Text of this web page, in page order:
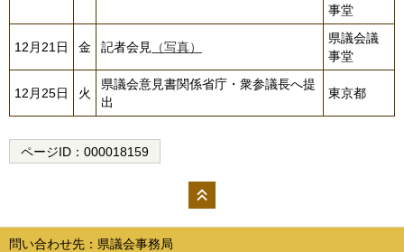
事堂
12月21日 金 記者会見 （写真）
県議会議
事堂
12月25日 火
県議会意見書関係省庁・衆参議長へ提
出
東京都
ページID： 000018159
問い合わせ先：県議会事務局